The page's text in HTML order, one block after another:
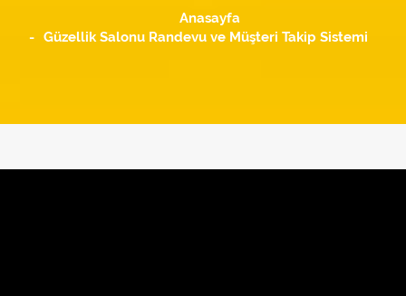
Anasayfa
Güzellik Salonu Randevu ve Müşteri Takip Sistemi